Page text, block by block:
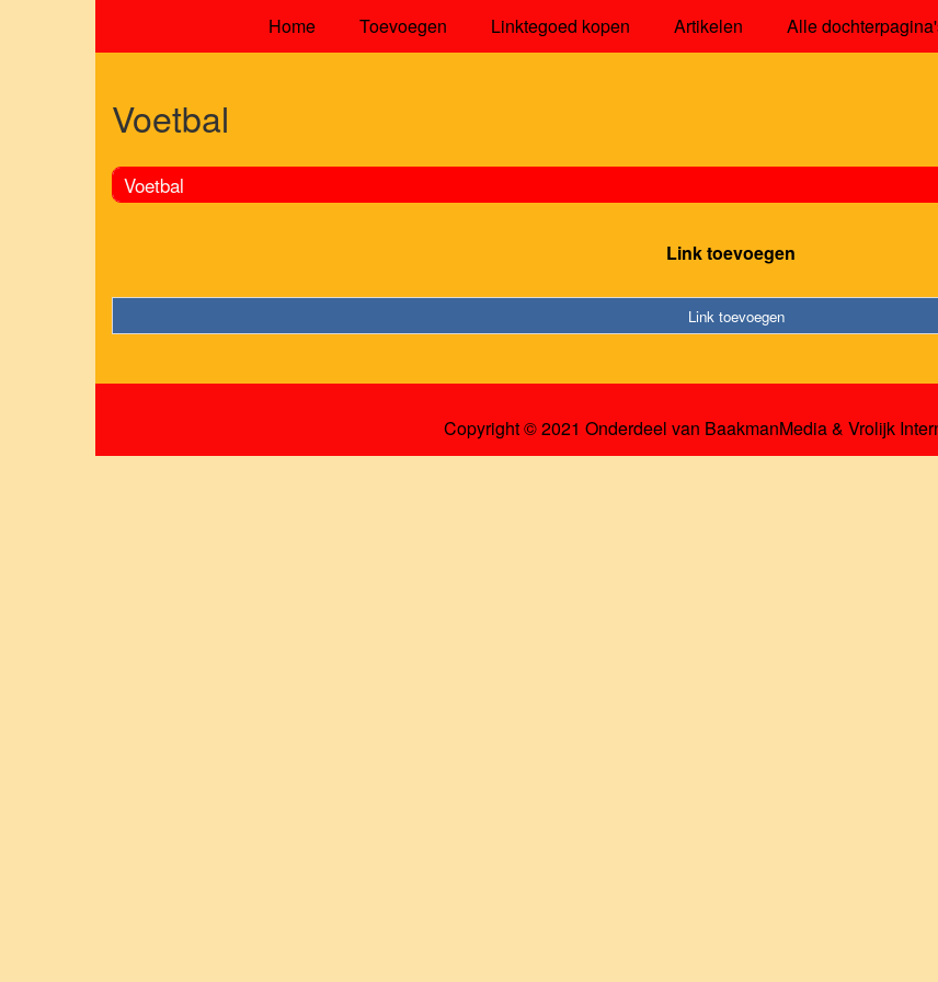
Home Toevoegen Linktegoed kopen Artikelen Alle
Voetbal
Voetbal
Link toevoegen
Link toevoegen
Copyright © 2021 Onderdeel van BaakmanMedia& Vrolijk